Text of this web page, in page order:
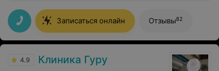
приемом остался доволен.
Записаться онлайн Отзывы82
4.9 Клиника Гуру